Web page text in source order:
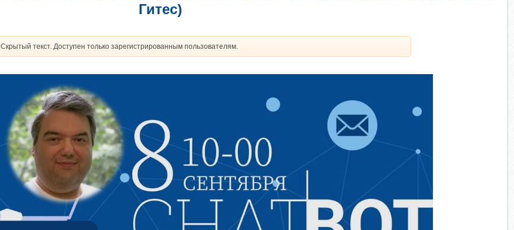
Гитес)
Скрытый текст. Доступен только зарегистрированным пользователям.